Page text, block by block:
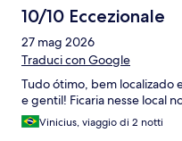
10/10 Eccezionale
27 mag 2026
Traduci con Google
Tudo ótimo, bem localizado
e gentil! Ficaria nesse local
Vinicius, viaggio di 2 notti